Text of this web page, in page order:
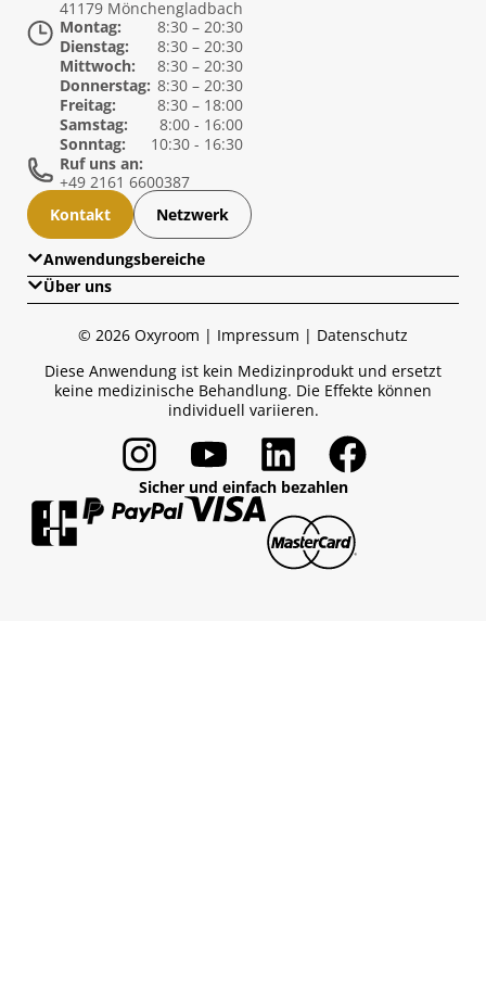
41179 Mönchengladbach
Montag:
8:30 – 20:30
Dienstag:
8:30 – 20:30
Mittwoch:
8:30 – 20:30
Donnerstag: 8:30 – 20:30
Freitag:
8:30 – 18:00
Samstag:
8:00 - 16:00
Sonntag:
10:30 - 16:30
Ruf uns an:
+49 2161 6600387
Kontakt
Netzwerk
Anwendungsbereiche
Übersicht
Sport
Über uns
Medien & Presse
© 2026 Oxyroom | Impressum | Datenschutz
Diese Anwendung ist kein Medizinprodukt und ersetzt
keine medizinische Behandlung. Die Effekte können
individuell variieren.
Sicher und einfach bezahlen